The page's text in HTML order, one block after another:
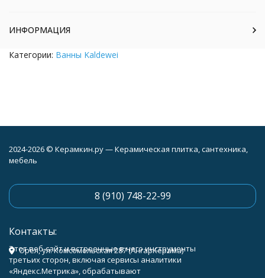
ИНФОРМАЦИЯ
Категории: Ванны Kaldewei
2024-2026 © Керамкин.ру — Керамическая плитка, сантехника,
мебель
8 (910) 748-22-99
Контакты:
Орёл, ул. Комсомольская 287 (АнгарКерама)
Этот веб-сайт и встроенные в него инструменты
третьих сторон, включая сервисы аналитики
«Яндекс.Метрика», обрабатывают